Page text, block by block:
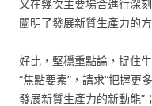
又在幾次主要場合進行深
闡明了發展新質生產力的
好比，堅穩重點論，捉住
“焦點要素”，請求“把握更
發展新質生產力的新動能”；